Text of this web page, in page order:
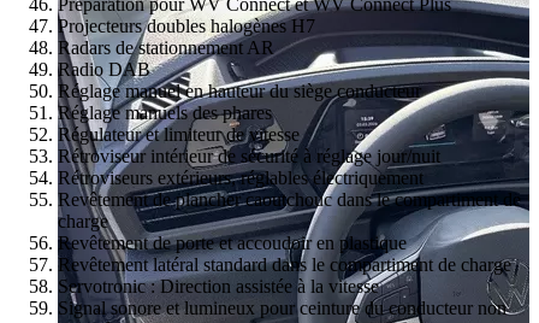
Préparation pour WV Connect et WV Connect Plus
Projecteurs doubles halogènes H7
Radars de stationnement AR
Radio DAB
Réglage manuel en hauteur du siège conducteur
Réglage manuels des phares
Régulateur et limiteur de vitesse
Rétroviseur intérieur de sécurité à réglage jour/nuit
Rétroviseurs extérieurs, réglables électriquement
Revêtement de plancher caoutchouc dans le compartiment de
charge
Revêtement de porte et accoudoir en plastique
Revêtement latéral standard dans le compartiment de charge
Servotronic : Direction assistée à la vitesse
Signal sonore et lumineux pour ceinture du conducteur non